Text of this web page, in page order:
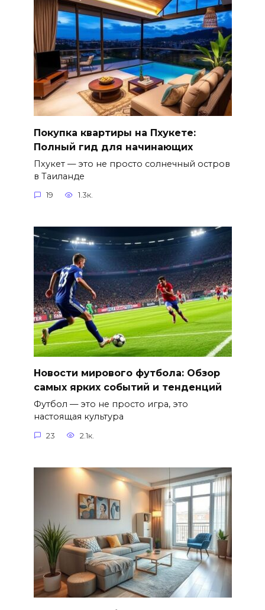
Покупка квартиры на Пхукете:
Полный гид для начинающих
Пхукет — это не просто солнечный остров
в Таиланде
19 1.3к.
Новости мирового футбола: Обзор
самых ярких событий и тенденций
Футбол — это не просто игра, это
настоящая культура
23 2.1к.